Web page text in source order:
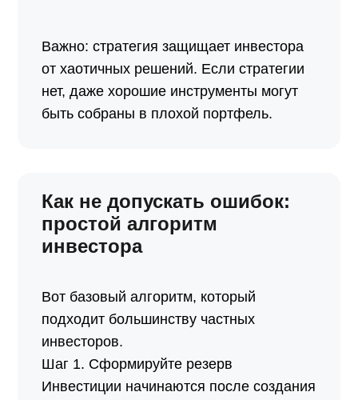
Важно: стратегия защищает инвестора
от хаотичных решений. Если стратегии
нет, даже хорошие инструменты могут
быть собраны в плохой портфель.
Как не допускать ошибок:
простой алгоритм
инвестора
Вот базовый алгоритм, который
подходит большинству частных
инвесторов.
Шаг 1. Сформируйте резерв
Инвестиции начинаются после создания